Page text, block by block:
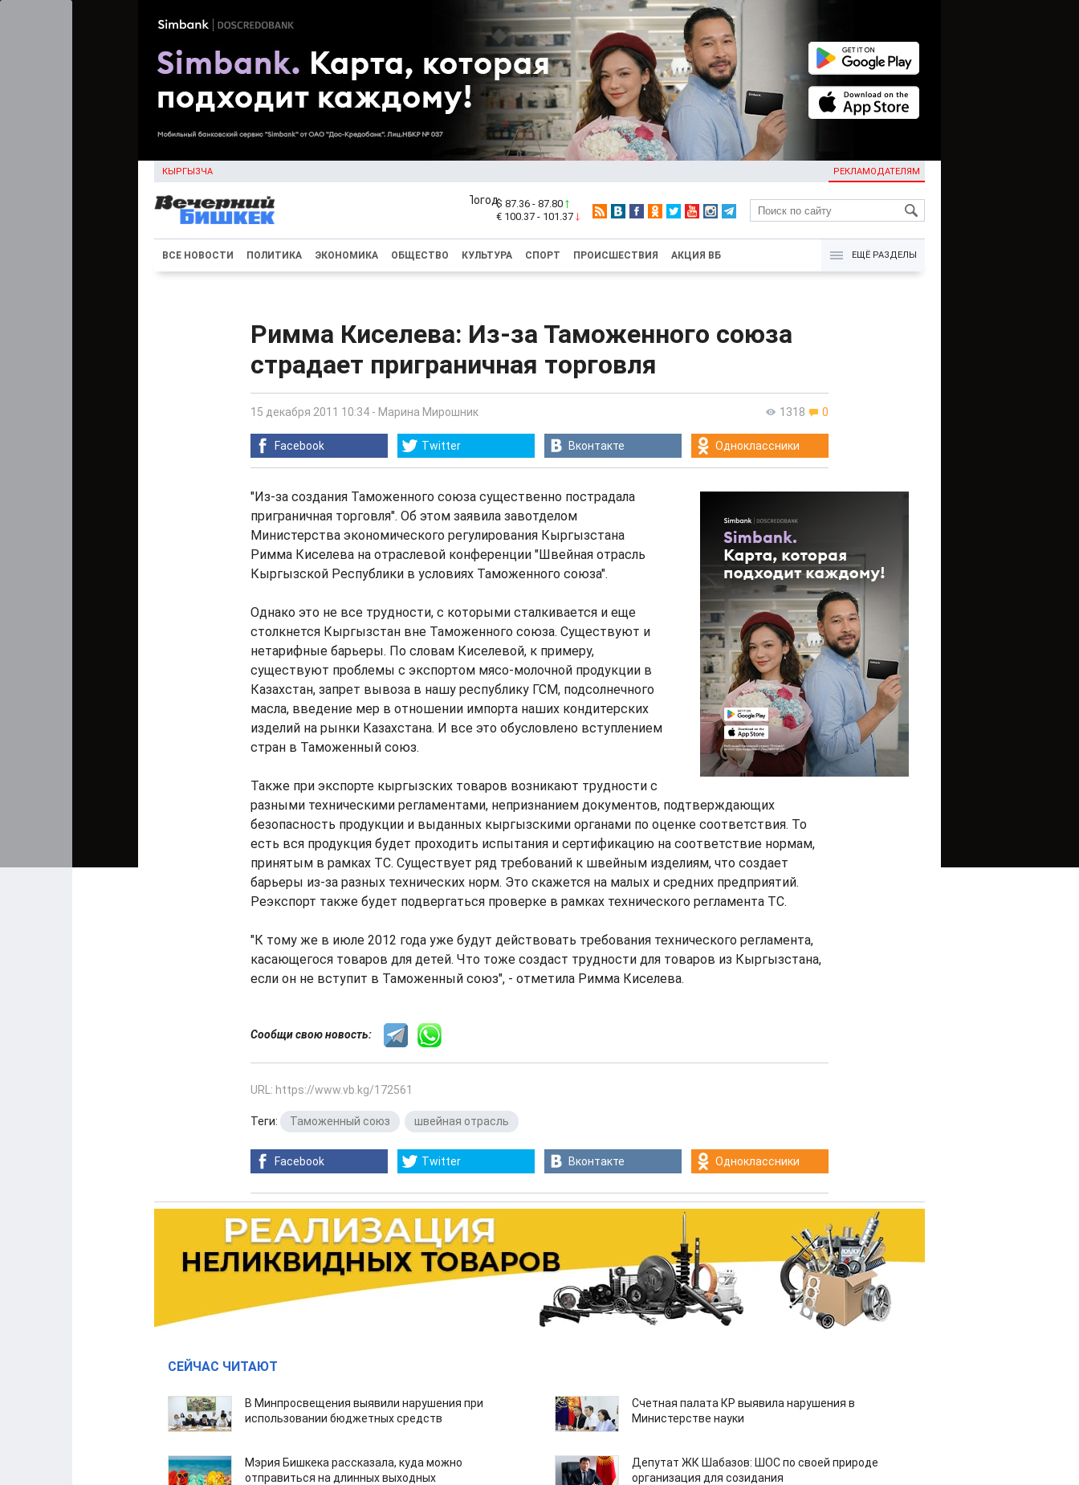
КЫРГЫЗЧА РЕКЛАМОДАТЕЛЯМ
KG
$ 87.36 - 87.80
€ 100.37 - 101.37
ВСЕ НОВОСТИ ПОЛИТИКА ЭКОНОМИКА ОБЩЕСТВО КУЛЬТУРА СПОРТ ПРОИСШЕСТВИЯ АКЦИЯ ВБ ЕЩЁ РАЗДЕЛЫ
Римма Киселева: Из-за Таможенного союза
страдает приграничная торговля
1318 0
15 декабря 2011 10:34 - Марина Мирошник
Facebook Twitter Вконтакте Одноклассники
"Из-за создания Таможенного союза существенно пострадала
приграничная торговля". Об этом заявила завотделом
Министерства экономического регулирования Кыргызстана
Римма Киселева на отраслевой конференции "Швейная отрасль
Кыргызской Республики в условиях Таможенного союза".
Однако это не все трудности, с которыми сталкивается и еще
столкнется Кыргызстан вне Таможенного союза. Существуют и
нетарифные барьеры. По словам Киселевой, к примеру,
существуют проблемы с экспортом мясо-молочной продукции в
Казахстан, запрет вывоза в нашу республику ГСМ, подсолнечного
масла, введение мер в отношении импорта наших кондитерских
изделий на рынки Казахстана. И все это обусловлено вступлением
стран в Таможенный союз.
Также при экспорте кыргызских товаров возникают трудности с
разными техническими регламентами, непризнанием документов, подтверждающих
безопасность продукции и выданных кыргызскими органами по оценке соответствия. То
есть вся продукция будет проходить испытания и сертификацию на соответствие нормам,
принятым в рамках ТС. Существует ряд требований к швейным изделиям, что создает
барьеры из-за разных технических норм. Это скажется на малых и средних предприятий.
Реэкспорт также будет подвергаться проверке в рамках технического регламента ТС.
"К тому же в июле 2012 года уже будут действовать требования технического регламента,
касающегося товаров для детей. Что тоже создаст трудности для товаров из Кыргызстана,
если он не вступит в Таможенный союз", - отметила Римма Киселева.
Сообщи свою новость:
URL: https://www.vb.kg/172561
Теги: Таможенный союз швейная отрасль
Facebook Twitter Вконтакте Одноклассники
СЕЙЧАС ЧИТАЮТ
В Минпросвещения выявили нарушения при
использовании бюджетных средств
Счетная палата КР выявила нарушения в
Министерстве науки
Мэрия Бишкека рассказала, куда можно
отправиться на длинных выходных
Депутат ЖК Шабазов: ШОС по своей природе
организация для созидания